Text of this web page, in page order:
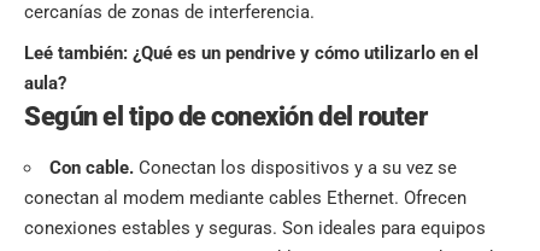
cercanías de zonas de interferencia.
Leé también: ¿Qué es un pendrive y cómo utilizarlo en el
aula?
Según el tipo de conexión del router
Con cable. Conectan los dispositivos y a su vez se
conectan al modem mediante cables Ethernet. Ofrecen
conexiones estables y seguras. Son ideales para equipos